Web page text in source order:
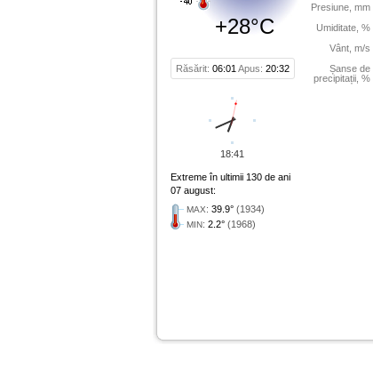
+28°C
Răsărit: 06:01 Apus: 20:32
Presiune, mm
Umiditate, %
Vânt, m/s
Șanse de
precipitații, %
Extreme în ultimii 130 de ani
07 august:
MAX: 39.9° (1934)
MIN: 2.2° (1968)
18:41